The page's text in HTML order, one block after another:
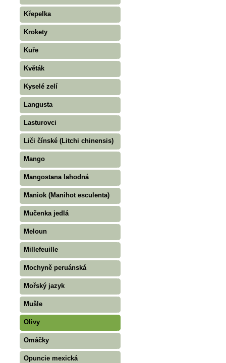
Křepelka
Krokety
Kuře
Květák
Kyselé zelí
Langusta
Lasturovci
Liči čínské (Litchi chinensis)
Mango
Mangostana lahodná
Maniok (Manihot esculenta)
Mučenka jedlá
Meloun
Millefeuille
Mochyně peruánská
Mořský jazyk
Mušle
Olivy
Omáčky
Opuncie mexická